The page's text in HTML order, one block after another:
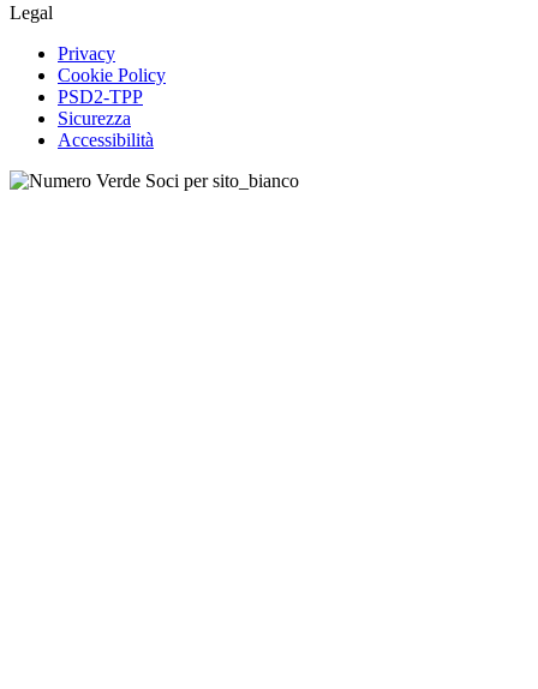
Legal
Privacy
Cookie Policy
PSD2-TPP
Sicurezza
Accessibilità